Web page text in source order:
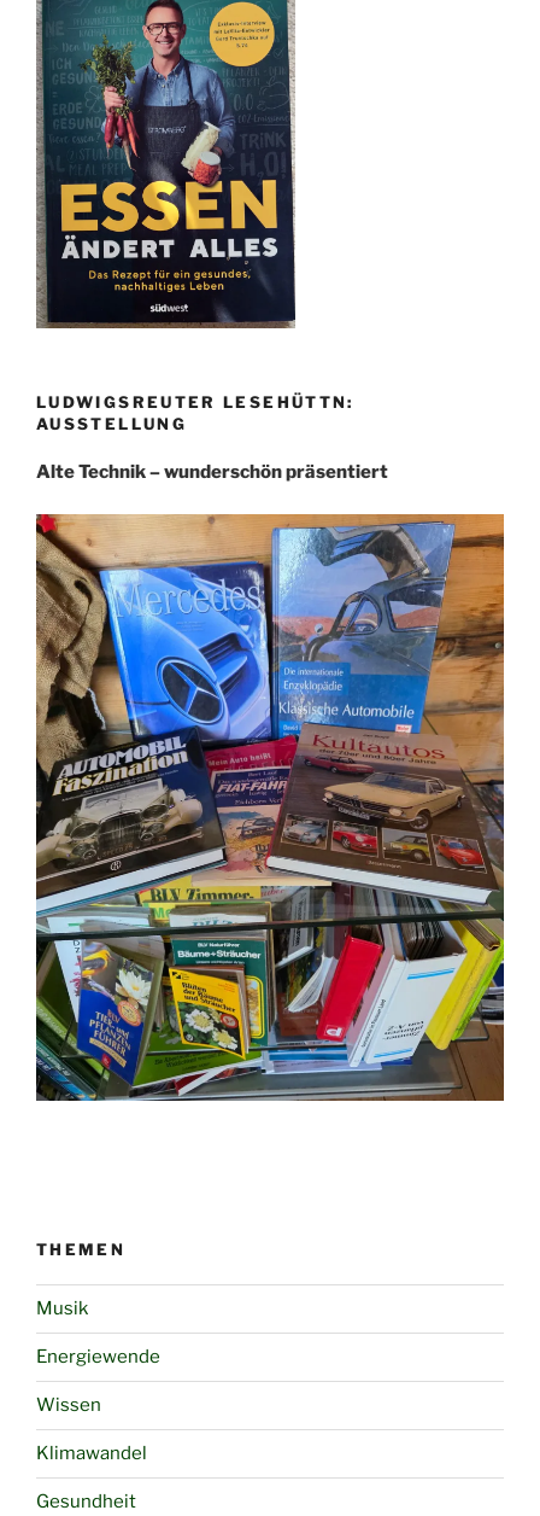
LUDWIGSREUTER LESEHÜTTN:
AUSSTELLUNG
Alte Technik – wunderschön präsentiert
THEMEN
Musik
Energiewende
Wissen
Klimawandel
Gesundheit